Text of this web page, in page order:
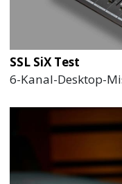
SSL SiX Test
6-Kanal-Desktop-